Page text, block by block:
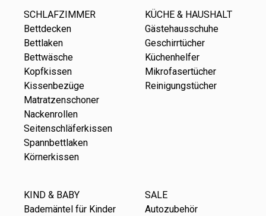
SCHLAFZIMMER
Bettdecken
Bettlaken
Bettwäsche
Kopfkissen
Kissenbezüge
Matratzenschoner
Nackenrollen
Seitenschläferkissen
Spannbettlaken
Körnerkissen
KÜCHE & HAUSHALT
Gästehausschuhe
Geschirrtücher
Küchenhelfer
Mikrofasertücher
Reinigungstücher
KIND & BABY
Bademäntel für Kinder
SALE
Autozubehör